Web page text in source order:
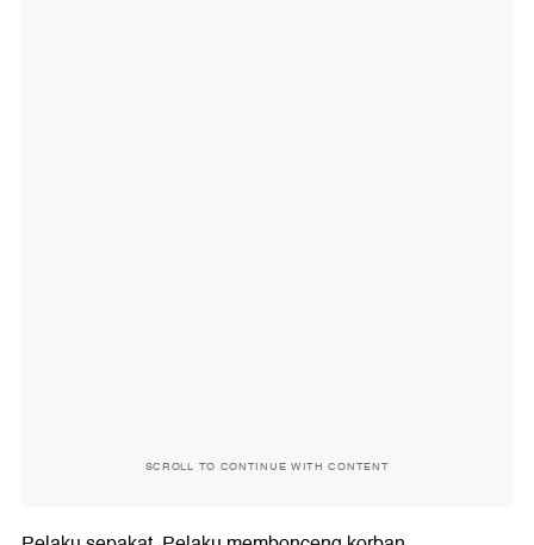
SCROLL TO CONTINUE WITH CONTENT